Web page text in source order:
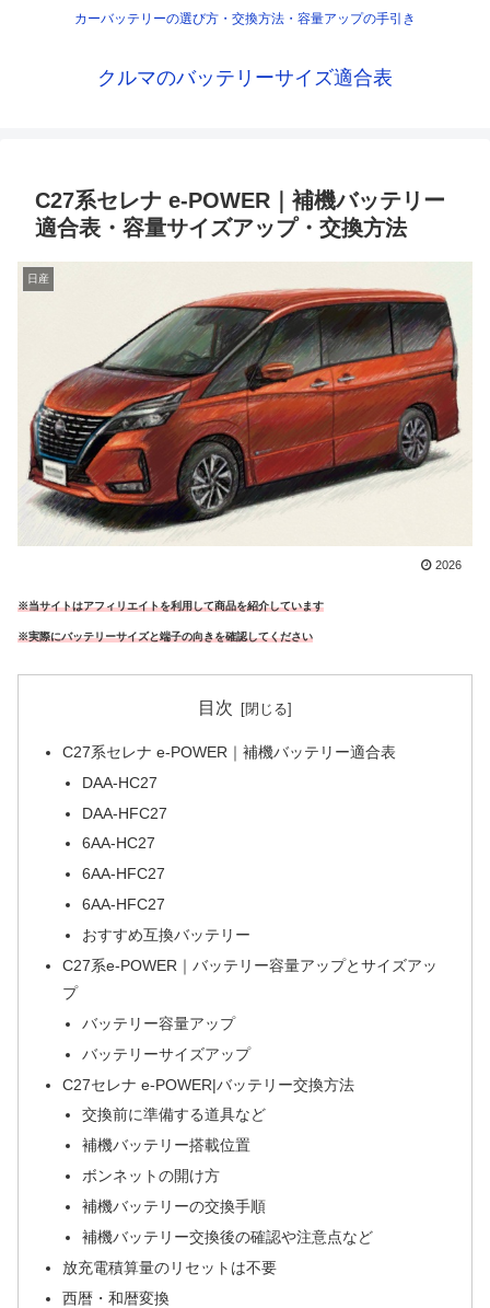
カーバッテリーの選び方・交換方法・容量アップの手引き
クルマのバッテリーサイズ適合表
C27系セレナ e-POWER｜補機バッテリー
適合表・容量サイズアップ・交換方法
日産
2026
※当サイトはアフィリエイトを利用して商品を紹介しています
※実際にバッテリーサイズと端子の向きを確認してください
目次
C27系セレナ e-POWER｜補機バッテリー適合表
DAA-HC27
DAA-HFC27
6AA-HC27
6AA-HFC27
6AA-HFC27
おすすめ互換バッテリー
C27系e-POWER｜バッテリー容量アップとサイズアッ
プ
バッテリー容量アップ
バッテリーサイズアップ
C27セレナ e-POWER|バッテリー交換方法
交換前に準備する道具など
補機バッテリー搭載位置
ボンネットの開け方
補機バッテリーの交換手順
補機バッテリー交換後の確認や注意点など
放充電積算量のリセットは不要
西暦・和暦変換